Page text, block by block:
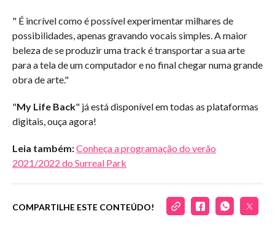
" É incrível como é possível experimentar milhares de
possibilidades, apenas gravando vocais simples. A maior
beleza de se produzir uma track é transportar a sua arte
para a tela de um computador e no final chegar numa grande
obra de arte."
"My Life Back" já está disponível em todas as plataformas
digitais, ouça agora!
Leia também:Conheça a programação do verão
2021/2022 do Surreal Park
COMPARTILHE ESTE CONTEÚDO!